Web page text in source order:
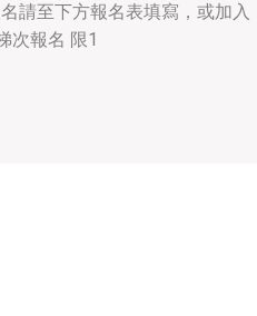
請至下方報名表填寫，或加入
次報名 限1